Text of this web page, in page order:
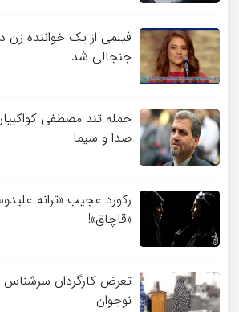
فیلمی از یک خواننده زن
جنجالی شد
حمله تند مصطفی
صدا و سیما
رکورد عجیب «ترانه
«قاچاق»!
تعرض کارگردان سرشناس
نوجوان